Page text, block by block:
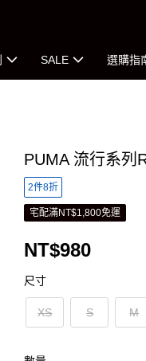
SALE 選購指
PUMA 流行系列
2件8折
宅配滿NT$1,800免運
NT$980
尺寸
XS S M